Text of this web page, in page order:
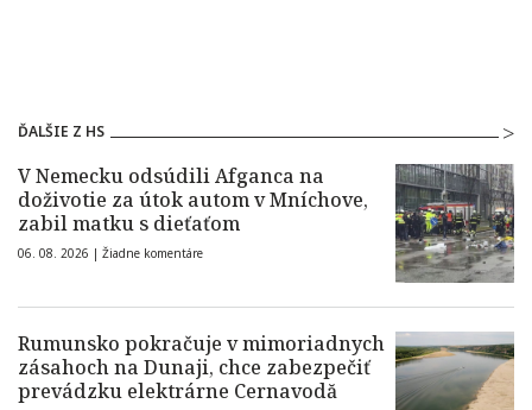
ĎALŠIE Z HS
V Nemecku odsúdili Afganca na
doživotie za útok autom v Mníchove,
zabil matku s dieťaťom
06. 08. 2026 | Žiadne komentáre
Rumunsko pokračuje v mimoriadnych
zásahoch na Dunaji, chce zabezpečiť
prevádzku elektrárne Cernavodă